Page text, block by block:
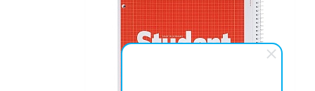
Мы рекомендуем